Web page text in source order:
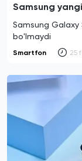
Samsung
Samsung Galaxy
bo'lmaydi
Smartfon 25